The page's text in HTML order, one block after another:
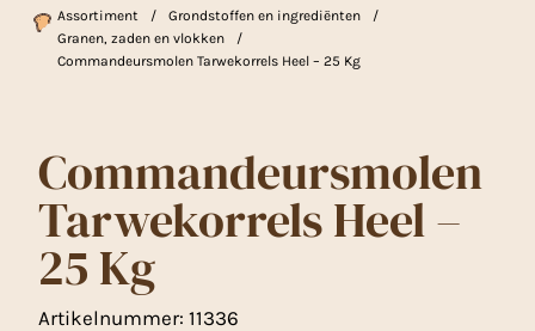
Assortiment / Grondstoffen en ingrediënten
/
Granen, zaden en vlokken
/
Commandeursmolen Tarwekorrels Heel – 25 Kg
Commandeursmolen
Tarwekorrels Heel –
25 Kg
Artikelnummer: 11336